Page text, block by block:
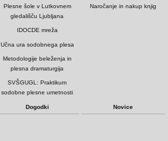
Plesne šole v Lutkovnem
gledališču Ljubljana
IDOCDE mreža
Učna ura sodobnega plesa
Metodologije beleženja in
plesna dramaturgija
SVŠGUGL: Praktikum
sodobne plesne umetnosti
Naročanje in nakup knjig
Dogodki Novice